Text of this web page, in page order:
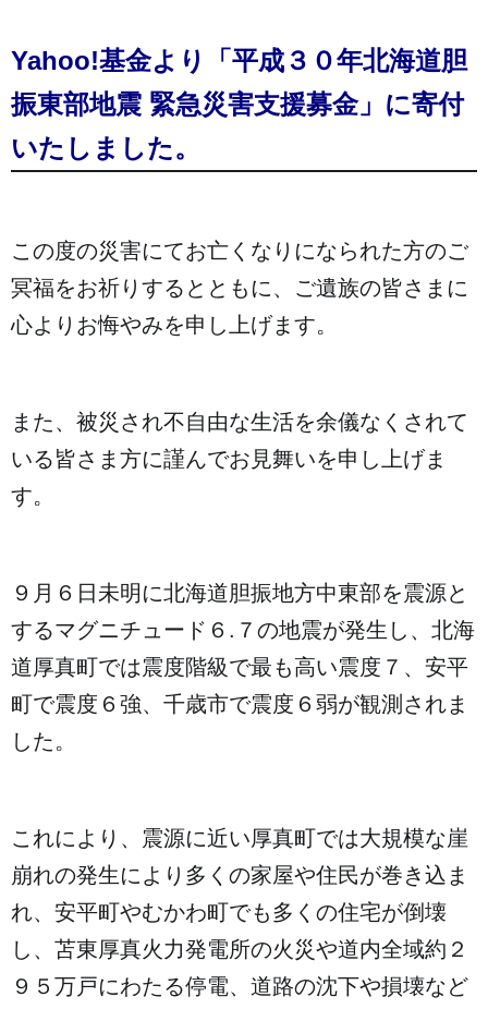
Yahoo!基金より「平成３０年北海道胆
振東部地震 緊急災害支援募金」に寄付
いたしました。
この度の災害にてお亡くなりになられた方のご
冥福をお祈りするとともに、ご遺族の皆さまに
心よりお悔やみを申し上げます。
また、被災され不自由な生活を余儀なくされて
いる皆さま方に謹んでお見舞いを申し上げま
す。
９月６日未明に北海道胆振地方中東部を震源と
するマグニチュード６.７の地震が発生し、北海
道厚真町では震度階級で最も高い震度７、安平
町で震度６強、千歳市で震度６弱が観測されま
した。
これにより、震源に近い厚真町では大規模な崖
崩れの発生により多くの家屋や住民が巻き込ま
れ、安平町やむかわ町でも多くの住宅が倒壊
し、苫東厚真火力発電所の火災や道内全域約２
９５万戸にわたる停電、道路の沈下や損壊など